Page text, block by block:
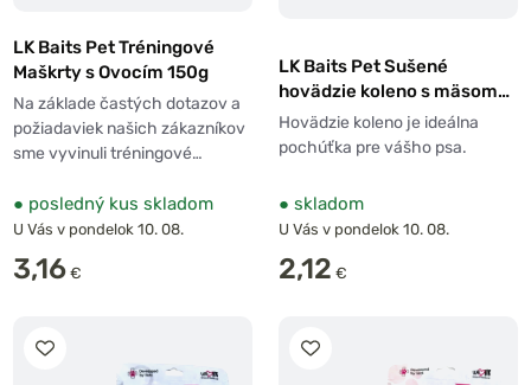
LK Baits Pet Tréningové
Maškrty s Ovocím 150g
Na základe častých dotazov a
požiadaviek našich zákazníkov
sme vyvinuli tréningové…
● posledný kus skladom
U Vás v pondelok 10. 08.
3,16 €
LK Baits Pet Sušené
hovädzie koleno s mäsom
200g
Hovädzie koleno je ideálna
pochúťka pre vášho psa.
● skladom
U Vás v pondelok 10. 08.
2,12 €